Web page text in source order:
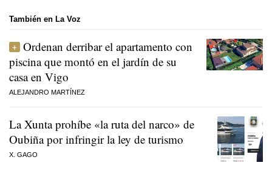
También en La Voz
Ordenan derribar el apartamento con
piscina que montó en el jardín de su
casa en Vigo
ALEJANDRO MARTÍNEZ
La Xunta prohíbe «la ruta del narco» de
Oubiña por infringir la ley de turismo
X. GAGO